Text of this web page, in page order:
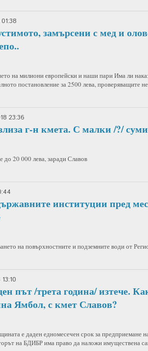
замърсени с мед и
на милиони европейски и наши пари Има ли
постановление за 2500 лева, проверяващите
23:36
г-н кмета. С малки /?/
20 000 лева, заради Славов
институции пред
на повърхностните и подземните води от
път /трета година/ изтече.
Ямбол, с кмет Славов?
е даден едномесечен срок за предприемане
на БДИБР има право да наложи имуществена